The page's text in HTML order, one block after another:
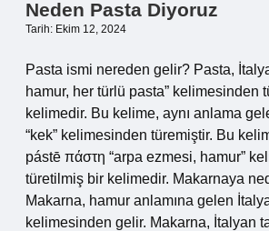
Neden Pasta Diyoruz
Tarih: Ekim 12, 2024
Pasta ismi nereden gelir? Pasta,
hamur, her türlü pasta” kelimesinden
kelimedir. Bu kelime, aynı anlama
“kek” kelimesinden türemiştir. Bu
pástē πάστη “arpa ezmesi, hamur”
türetilmiş bir kelimedir. Makarnaya
Makarna, hamur anlamına gelen
kelimesinden gelir. Makarna, İtalyan